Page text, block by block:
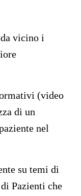
vicino i
(video
di un
nel
su temi di
Pazienti che